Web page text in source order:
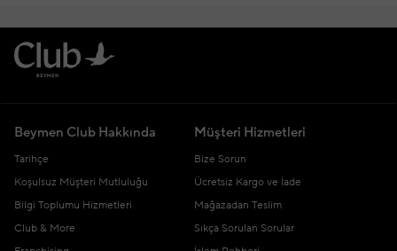
Beymen Club Hakkında
Tarihçe
Koşulsuz Müşteri Mutluluğu
Bilgi Toplumu Hizmetleri
Club & More
Müşteri Hizmetleri
Bize Sorun
Ücretsiz Kargo ve İade
Mağazadan Teslim
Sıkça Sorulan Sorular